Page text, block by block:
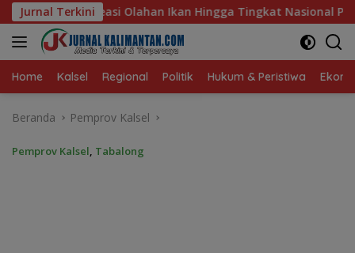
Langsung
ke
konten
Jurnal Terkini
Hingga Tingkat Nasional Pada Lomba Masak Serba Ikan
Home Kalsel Regional Politik Hukum & Peristiwa
Beranda Pemprov Kalsel
Pemprov Kalsel, Tabalong